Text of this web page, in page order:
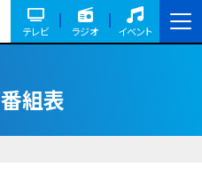
テレビ ラジオ イベント
組表